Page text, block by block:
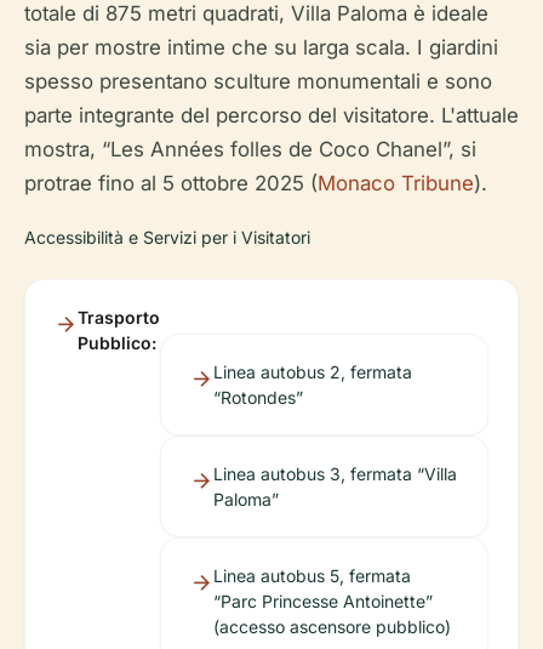
totale di 875 metri quadrati, Villa Paloma è ideale
sia per mostre intime che su larga scala. I giardini
spesso presentano sculture monumentali e sono
parte integrante del percorso del visitatore. L'attuale
mostra, “Les Années folles de Coco Chanel”, si
protrae fino al 5 ottobre 2025 (Monaco Tribune).
Accessibilità e Servizi per i Visitatori
Trasporto
Pubblico:
Linea autobus 2, fermata
“Rotondes”
Linea autobus 3, fermata “Villa
Paloma”
Linea autobus 5, fermata
“Parc Princesse Antoinette”
(accesso ascensore pubblico)